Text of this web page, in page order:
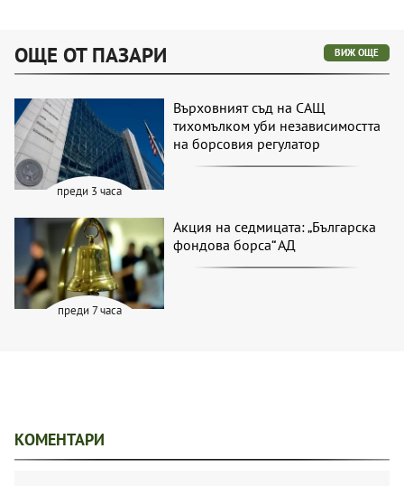
ОЩЕ ОТ ПАЗАРИ ВИЖ ОЩЕ
преди 3 часа
Върховният съд на САЩ
тихомълком уби независимостта
на борсовия регулатор
преди 7 часа
Акция на седмицата: „Българска
фондова борса“ АД
КОМЕНТАРИ